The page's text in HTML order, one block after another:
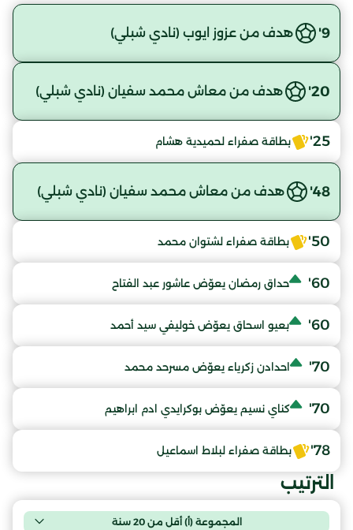
9' هدف من عزوز ايوب (نادي شبلي)
20' هدف من معاش محمد سفيان (نادي شبلي)
25' بطاقة صفراء لحميدية هشام
48' هدف من معاش محمد سفيان (نادي شبلي)
50' بطاقة صفراء لشتوان محمد
60' حداق رمضان يعوّض عاشور عبد الفتاح
60' بعيو اسحاق يعوّض خوليفي سيد أحمد
70' احدادن زكرياء يعوّض مسرحد محمد
70' كناي نسيم يعوّض بوكرايدي ادم ابراهيم
78' بطاقة صفراء لبلاط اسماعيل
الترتيب
المجموعة (أ) أقل من 20 سنة